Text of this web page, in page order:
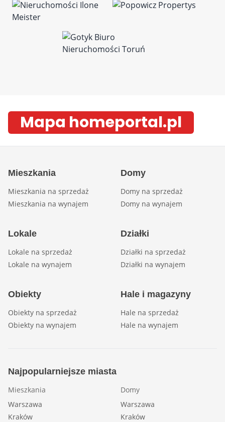
Mapa homeportal.pl
Mieszkania
Mieszkania na sprzedaż
Mieszkania na wynajem
Domy
Domy na sprzedaż
Domy na wynajem
Lokale
Lokale na sprzedaż
Lokale na wynajem
Działki
Działki na sprzedaż
Działki na wynajem
Obiekty
Obiekty na sprzedaż
Obiekty na wynajem
Hale i magazyny
Hale na sprzedaż
Hale na wynajem
Najpopularniejsze miasta
Mieszkania
Warszawa
Kraków
Domy
Warszawa
Kraków